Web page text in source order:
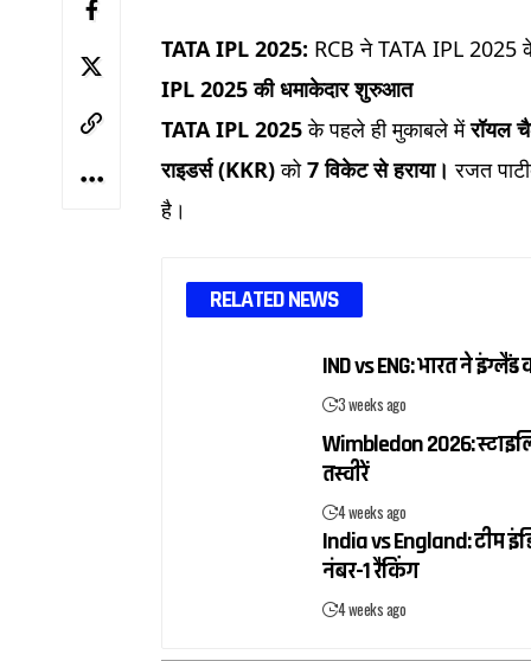
TATA IPL 2025: RCB ने TATA IPL 2025
IPL 2025 की धमाकेदार शुरुआत
TATA IPL 2025के पहले ही मुकाबले मेंरॉयल
राइडर्स (KKR)को7 विकेट से हराया। रजत
है।
RELATED NEWS
IND vs ENG: भारत ने
3 weeks ago
Wimbledon 2026:
तस्वीरें
4 weeks ago
India vs England: टीम
नंबर-1 रैंकिंग
4 weeks ago